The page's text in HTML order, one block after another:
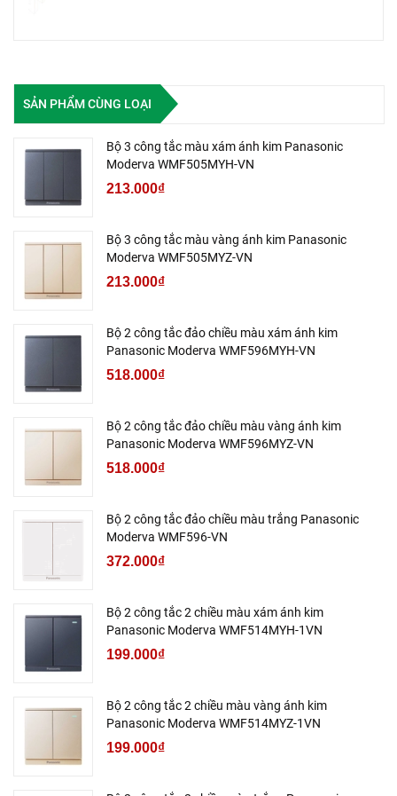
SẢN PHẨM CÙNG LOẠI
Bộ 3 công tắc màu xám ánh kim Panasonic
Moderva WMF505MYH-VN
213.000₫
Bộ 3 công tắc màu vàng ánh kim Panasonic
Moderva WMF505MYZ-VN
213.000₫
Bộ 2 công tắc đảo chiều màu xám ánh kim
Panasonic Moderva WMF596MYH-VN
518.000₫
Bộ 2 công tắc đảo chiều màu vàng ánh kim
Panasonic Moderva WMF596MYZ-VN
518.000₫
Bộ 2 công tắc đảo chiều màu trắng Panasonic
Moderva WMF596-VN
372.000₫
Bộ 2 công tắc 2 chiều màu xám ánh kim
Panasonic Moderva WMF514MYH-1VN
199.000₫
Bộ 2 công tắc 2 chiều màu vàng ánh kim
Panasonic Moderva WMF514MYZ-1VN
199.000₫